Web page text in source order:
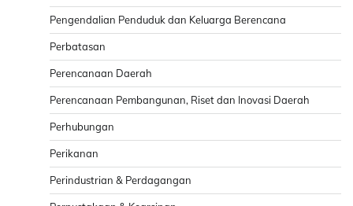
Pengendalian Penduduk dan Keluarga Berencana
Perbatasan
Perencanaan Daerah
Perencanaan Pembangunan, Riset dan Inovasi Daerah
Perhubungan
Perikanan
Perindustrian & Perdagangan